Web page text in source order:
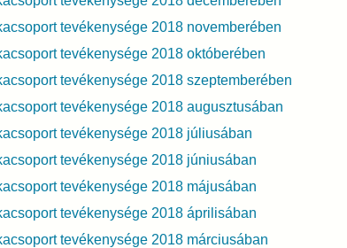
tevékenysége 2018 novemberében
tevékenysége 2018 októberében
tevékenysége 2018 szeptemberében
tevékenysége 2018 augusztusában
tevékenysége 2018 júliusában
tevékenysége 2018 júniusában
tevékenysége 2018 májusában
tevékenysége 2018 áprilisában
tevékenysége 2018 márciusában